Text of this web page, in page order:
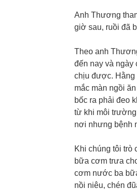
Anh Thương
giờ sau, ruồi đã
Theo anh
đến nay và ngày
chịu được. Hằng
mắc màn ngồi
bốc ra phải đeo
từ khi môi
nơi nhưng bệnh
Khi chúng tôi
bữa cơm trưa
cơm nước ba
nồi niêu, chén